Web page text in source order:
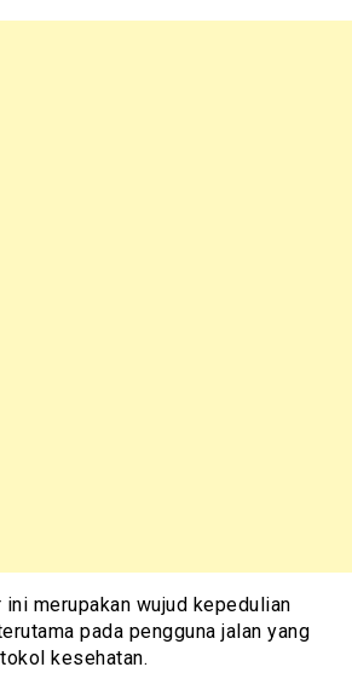
merupakan wujud kepedulian
pada pengguna jalan yang
kesehatan.